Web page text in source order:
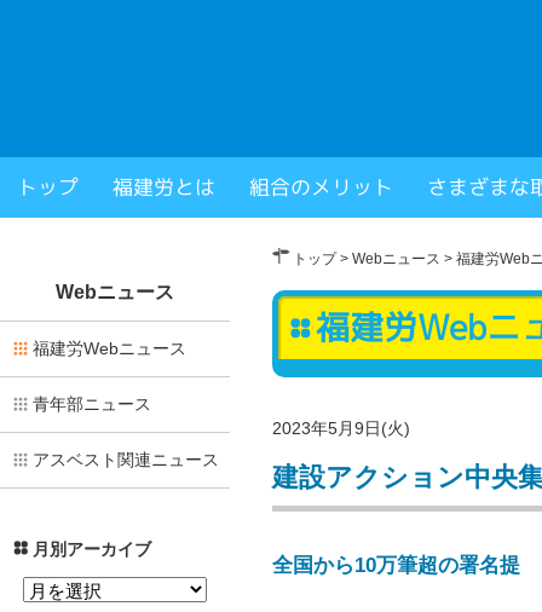
トップ 福建労とは 組合のメリット さまざまな
トップ> Webニュース > 福建労Web
福建労Webニ
2023年5月9日(火)
建設アクション中央
全国から10万筆超の署名提
Webニュース
福建労Webニュース
青年部ニュース
アスベスト関連ニュース
月別アーカイブ